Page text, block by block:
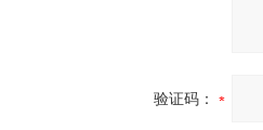
验证码：